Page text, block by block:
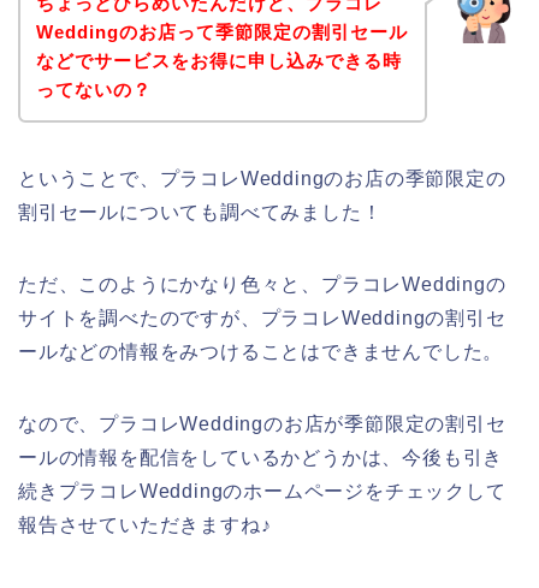
Weddingのお店って季節限定の割引セール
などでサービスをお得に申し込みできる時
ってないの？
ということで、プラコレWeddingのお店の季節限定の
割引セールについても調べてみました！
ただ、このようにかなり色々と、プラコレWeddingの
サイトを調べたのですが、プラコレWeddingの割引セ
ールなどの情報をみつけることはできませんでした。
なので、プラコレWeddingのお店が季節限定の割引セ
ールの情報を配信をしているかどうかは、今後も引き
続きプラコレWeddingのホームページをチェックして
報告させていただきますね♪